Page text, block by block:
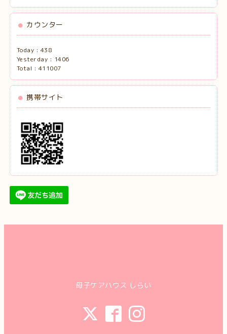
カウンター
Today : 438
Yesterday : 1406
Total : 411007
携帯サイト
母子ケアハウス しらい